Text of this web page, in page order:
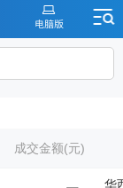
成交金额(元)
华